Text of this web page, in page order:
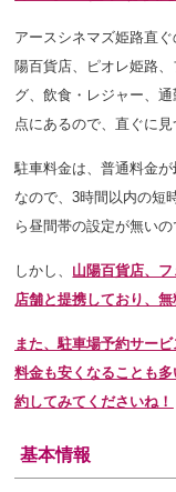
アースシネマズ姫路直
陽百貨店、ピオレ姫路
グ、飲食・レジャー、通
点にあるので、直ぐに見
駐車料金は、普通料金が
なので、3時間以内の短
ら昼間帯の設定が無い
しかし、 山陽百貨店、
店舗と提携しており、
また、駐車場予約サー
料金も安くなることも
約してみてくださいね！
基本情報